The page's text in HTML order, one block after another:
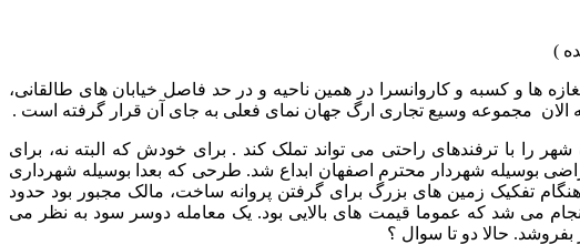
ها و کسبه و کاروانسرا در همین ناحیه و در حد فاصل خیابان های طالقانی،
مجموعه وسیع تجاری ارگ جهان نمای فعلی به جای آن قرار گرفته است .
با ترفندهای راحتی می تواند تملک کند . برای خودش که البته نه، برای
بوسیله شهردار محترم اصفهان ابداع شد. طرحی که بعدا بوسیله شهرداری
تفکیک زمین های بزرگ برای گرفتن پروانه ساخت، مالک مجبور بود حدود
می شد که عموما قیمت های بالایی بود. یک معامله دوسر سود به نظر می
حالا دو تا سوال ؟